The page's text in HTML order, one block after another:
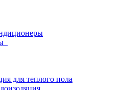
для теплого пола